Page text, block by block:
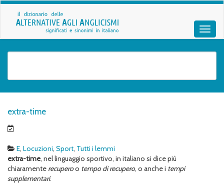
extra-time
E, Locuzioni, Sport, Tutti i lemmi
extra-time, nel linguaggio sportivo, in italiano si dice più
chiaramente recuperoo tempo di recupero, o anche i tempi
supplementari.